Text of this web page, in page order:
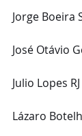
Jorge Boeira
José Otávio
Julio Lopes
Lázaro